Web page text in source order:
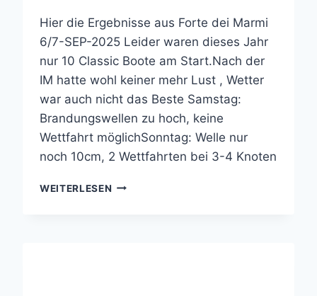
Hier die Ergebnisse aus Forte dei Marmi
6/7-SEP-2025 Leider waren dieses Jahr
nur 10 Classic Boote am Start.Nach der
IM hatte wohl keiner mehr Lust , Wetter
war auch nicht das Beste Samstag:
Brandungswellen zu hoch, keine
Wettfahrt möglichSonntag: Welle nur
noch 10cm, 2 Wettfahrten bei 3-4 Knoten
WEITERLESEN ERGEBNIS